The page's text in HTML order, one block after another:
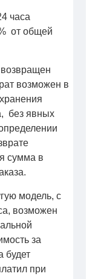
часа
от общей
возможен в
без явных
сумма в
модель, с
возможен
за
будет
при